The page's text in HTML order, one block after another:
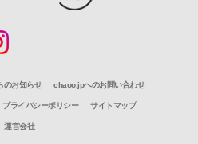
のお知らせ chaoo.jpへのお問い合わせ
プライバシーポリシー サイトマップ
運営会社